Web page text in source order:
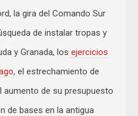
la gira del Comando Sur
de instalar tropas y
y Granada, los ejercicios
, el estrechamiento de
aumento de su presupuesto
de bases en la antigua